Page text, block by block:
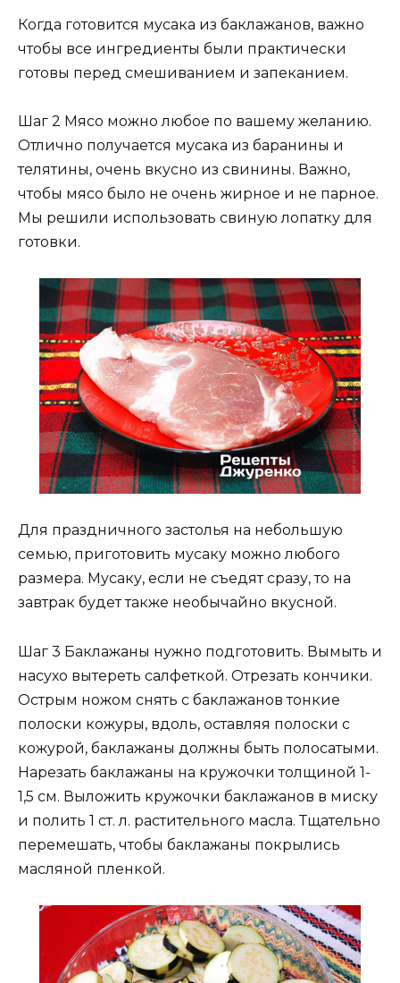
Когда готовится мусака из баклажанов, важно
чтобы все ингредиенты были практически
готовы перед смешиванием и запеканием.
Шаг 2 Мясо можно любое по вашему желанию.
Отлично получается мусака из баранины и
телятины, очень вкусно из свинины. Важно,
чтобы мясо было не очень жирное и не парное.
Мы решили использовать свиную лопатку для
готовки.
Для праздничного застолья на небольшую
семью, приготовить мусаку можно любого
размера. Мусаку, если не съедят сразу, то на
завтрак будет также необычайно вкусной.
Шаг 3 Баклажаны нужно подготовить. Вымыть и
насухо вытереть салфеткой. Отрезать кончики.
Острым ножом снять с баклажанов тонкие
полоски кожуры, вдоль, оставляя полоски с
кожурой, баклажаны должны быть полосатыми.
Нарезать баклажаны на кружочки толщиной 1-
1,5 см. Выложить кружочки баклажанов в миску
и полить 1 ст. л. растительного масла. Тщательно
перемешать, чтобы баклажаны покрылись
масляной пленкой.